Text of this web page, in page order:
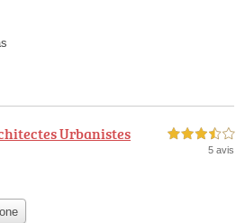
Urbanistes 3,5 étoiles sur 5
5 avis